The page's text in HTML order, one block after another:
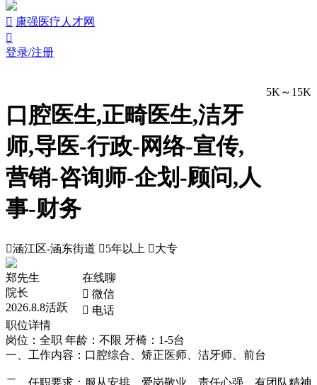
 康强医疗人才网

登录/注册
口腔医生,正畸医生,洁牙
师,导医-行政-网络-宣传,
营销-咨询师-企划-顾问,人
事-财务
5K～15K
涵江区-涵东街道 5年以上 大专
郑先生
院长
2026.8.8活跃
在线聊
 微信
 电话
职位详情
岗位：全职 年龄：不限 牙椅：1-5台
一、工作内容：口腔综合、矫正医师、洁牙师、前台
二、任职要求：服从安排、爱岗敬业、责任心强、有团队精神